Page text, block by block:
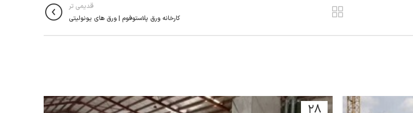
قدیمی تر
کارخانه ورق پلاستوفوم | ورق های یونولیتی